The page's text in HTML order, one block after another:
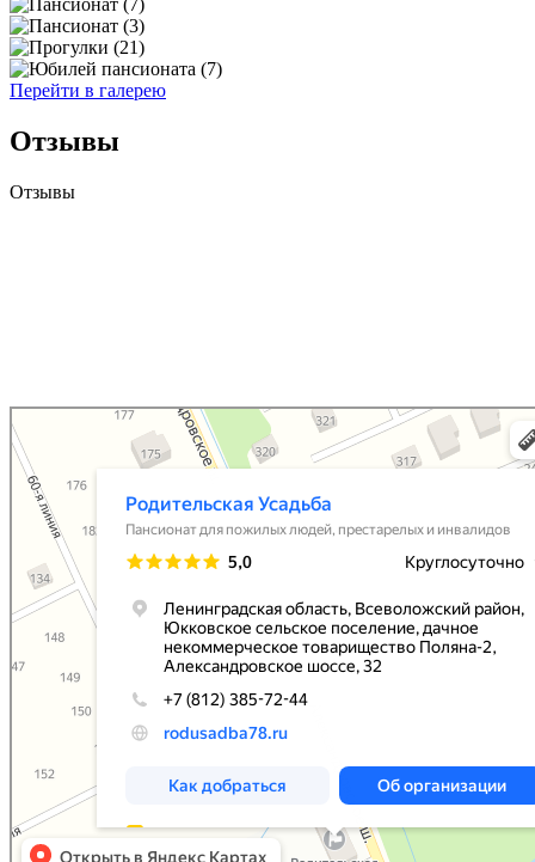
Перейти в галерею
Отзывы
Отзывы